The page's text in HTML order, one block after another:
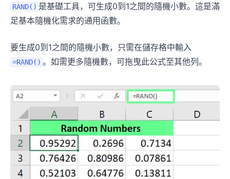
RAND() 是基礎工具，可生成0到1之間的隨機小數。這是滿
足基本隨機化需求的通用函數。
要生成0到1之間的隨機小數，只需在儲存格中輸入
=RAND() 。如需更多隨機數，可拖曳此公式至其他列。